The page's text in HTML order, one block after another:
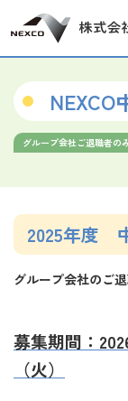
NEXCO
グループ会社ご退職者の
2025年度
グループ会社のご
募集期間：
（火）